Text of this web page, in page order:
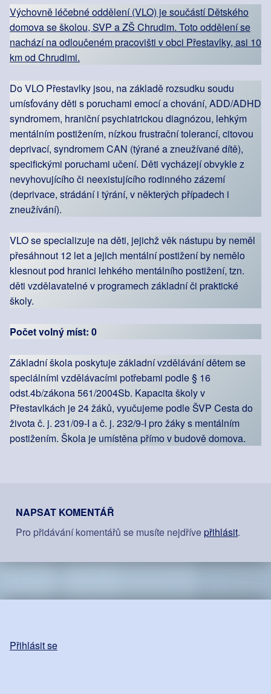
Výchovně léčebné oddělení (VLO) je součástí Dětského
domova se školou, SVP a ZŠ Chrudim. Toto oddělení se
nachází na odloučeném pracovišti v obci Přestavlky, asi 10
km od Chrudimi.
Do VLO Přestavlky jsou, na základě rozsudku soudu
umísťovány děti s poruchami emocí a chování, ADD/ADHD
syndromem, hraniční psychiatrickou diagnózou, lehkým
mentálním postižením, nízkou frustrační tolerancí, citovou
deprivací, syndromem CAN (týrané a zneužívané dítě),
specifickými poruchami učení. Děti vycházejí obvykle z
nevyhovujícího či neexistujícího rodinného zázemí
(deprivace, strádání i týrání, v některých případech i
zneužívání).
VLO se specializuje na děti, jejichž věk nástupu by neměl
přesáhnout 12 let a jejich mentální postižení by nemělo
klesnout pod hranici lehkého mentálního postižení, tzn.
děti vzdělavatelné v programech základní či praktické
školy.
Počet volný míst: 0
Základní škola poskytuje základní vzdělávání dětem se
speciálními vzdělávacími potřebami podle § 16
odst.4b/zákona 561/2004Sb. Kapacita školy v
Přestavlkách je 24 žáků, vyučujeme podle ŠVP Cesta do
života č. j. 231/09-I a č. j. 232/9-I pro žáky s mentálním
postižením. Škola je umístěna přímo v budově domova.
NAPSAT KOMENTÁŘ
Pro přidávání komentářů se musíte nejdřívepřihlásit.
Přihlásit se